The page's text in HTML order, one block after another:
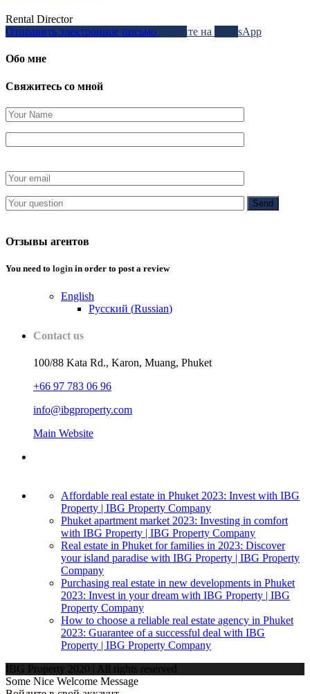
Rental Director
Отправить электронное письмо
Звоните на WhatsApp
Обо мне
Свяжитесь со мной
Отзывы агентов
You need to login in order to post a review
English
Русский (Russian)
Contact us
100/88 Kata Rd., Karon, Muang, Phuket
+66 97 783 06 96
info@ibgproperty.com
Main Website
Affordable real estate in Phuket 2023: Invest with IBG
Property | IBG Property Company
Phuket apartment market 2023: Investing in comfort
with IBG Property | IBG Property Company
Real estate in Phuket for families in 2023: Discover
your island paradise with IBG Property | IBG Property
Company
Purchasing real estate in new developments in Phuket
2023: Invest in your dream with IBG Property | IBG
Property Company
How to choose a reliable real estate agency in Phuket
2023: Guarantee of a successful deal with IBG
Property | IBG Property Company
IBG Property 2020 | All rights reserved
Some Nice Welcome Message